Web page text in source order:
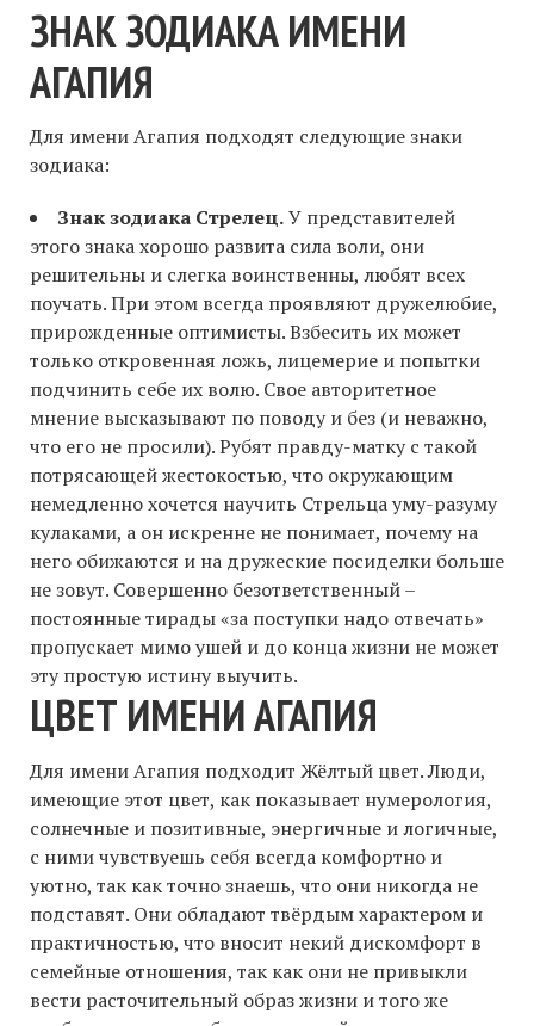
ЗНАК ЗОДИАКА ИМЕНИ
АГАПИЯ
Для имени Агапия подходят следующие знаки
зодиака:
Знак зодиака Стрелец.У представителей
этого знака хорошо развита сила воли, они
решительны и слегка воинственны, любят всех
поучать. При этом всегда проявляют дружелюбие,
прирожденные оптимисты. Взбесить их может
только откровенная ложь, лицемерие и попытки
подчинить себе их волю. Свое авторитетное
мнение высказывают по поводу и без (и неважно,
что его не просили). Рубят правду-матку с такой
потрясающей жестокостью, что окружающим
немедленно хочется научить Стрельца уму-разуму
кулаками, а он искренне не понимает, почему на
него обижаются и на дружеские посиделки больше
не зовут. Совершенно безответственный –
постоянные тирады «за поступки надо отвечать»
пропускает мимо ушей и до конца жизни не может
эту простую истину выучить.
ЦВЕТ ИМЕНИ АГАПИЯ
Для имени Агапия подходит Жёлтый цвет. Люди,
имеющие этот цвет, как показывает нумерология,
солнечные и позитивные, энергичные и логичные,
с ними чувствуешь себя всегда комфортно и
уютно, так как точно знаешь, что они никогда не
подставят. Они обладают твёрдым характером и
практичностью, что вносит некий дискомфорт в
семейные отношения, так как они не привыкли
вести расточительный образ жизни и того же